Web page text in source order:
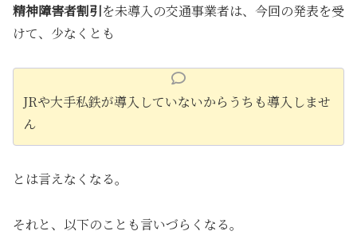
精神障害者割引を未導入の交通事業者は、今回の発表を受
けて、少なくとも
JRや大手私鉄が導入していないからうちも導入しませ
ん
とは言えなくなる。
それと、以下のことも言いづらくなる。